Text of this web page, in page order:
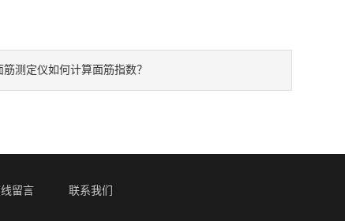
筋测定仪如何计算面筋指数？
留言 联系我们